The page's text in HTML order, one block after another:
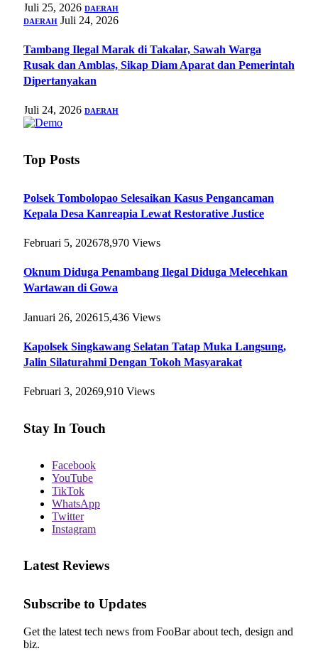
Juli 25, 2026 DAERAH
DAERAH Juli 24, 2026
Tambang Ilegal Marak di Takalar, Sawah Warga
Rusak dan Amblas, Sikap Diam Aparat dan Pemerintah
Dipertanyakan
Juli 24, 2026 DAERAH
Top Posts
Polsek Tombolopao Selesaikan Kasus Pengancaman
Kepala Desa Kanreapia Lewat Restorative Justice
Februari 5, 202678,970 Views
Oknum Diduga Penambang Ilegal Diduga Melecehkan
Wartawan di Gowa
Januari 26, 202615,436 Views
Kapolsek Singkawang Selatan Tatap Muka Langsung,
Jalin Silaturahmi Dengan Tokoh Masyarakat
Februari 3, 20269,910 Views
Stay In Touch
Facebook
YouTube
TikTok
WhatsApp
Twitter
Instagram
Latest Reviews
Subscribe to Updates
Get the latest tech news from FooBar about tech, design and
biz.